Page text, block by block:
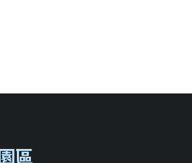
區